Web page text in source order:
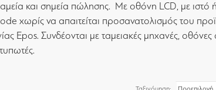
και σημεία πώλησης. Με οθόνη LCD, με
χωρίς να απαιτείται προσανατολισμός του
Epos. Συνδέονται με ταμειακές μηχανές,